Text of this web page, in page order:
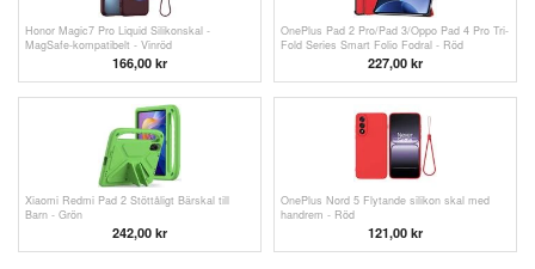
Honor Magic7 Pro Liquid Silikonskal -
MagSafe-kompatibelt - Vinröd
166,00 kr
OnePlus Pad 2 Pro/Pad 3/Oppo Pad 4 Pro Tri-
Fold Series Smart Folio Fodral - Röd
227,00 kr
Xiaomi Redmi Pad 2 Stöttåligt Bärskal till
Barn - Grön
242,00 kr
OnePlus Nord 5 Flytande silikon skal med
handrem - Röd
121,00 kr